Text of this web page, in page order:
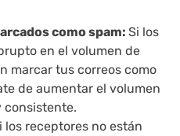
como spam: Si los
en el volumen de
marcar tus correos como
de aumentar el volumen
consistente.
los receptores no están